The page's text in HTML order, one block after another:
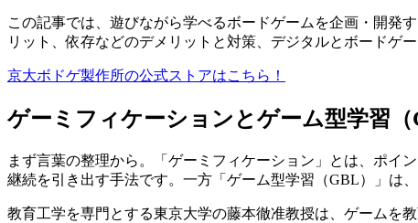
この記事では、遊びながら学べるボードゲームを企画・開発
リット、依存などのデメリットと対策、デジタルとボードゲ
京大ボドゲ製作所の公式ストアはこちら！
ゲーミフィケーションとゲーム型学習
まず言葉の整理から。「ゲーミフィケーション」とは、ポイ
継続を引き出す手法です。一方「ゲーム型学習（GBL）」は
教育工学を専門とする東京大学の藤本徹准教授は、ゲームを